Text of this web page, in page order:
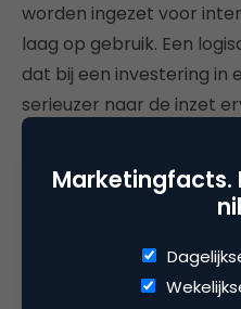
worden ingezet voor
laag op gebruik. Een
dat bij een investering in
serieuzer naar de inzet
meer middelen
capaciteit en integratie
deze te laten renderen.
Dit artikel licht slechts
Marketingfacts.